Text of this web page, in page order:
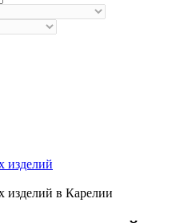
изделий
изделий в Карелии